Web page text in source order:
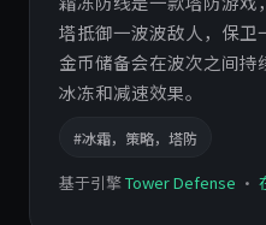
塔抵御一波波敌人，保卫
金币储备会在波次之间
冰冻和减速效果。
#冰霜，策略，塔防
基于引擎Tower Defense ·